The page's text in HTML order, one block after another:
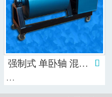
强制式 单卧轴 混凝土 搅拌机

…